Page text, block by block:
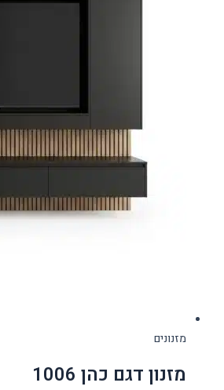
מזנונים
מזנון דגם כהן 1006